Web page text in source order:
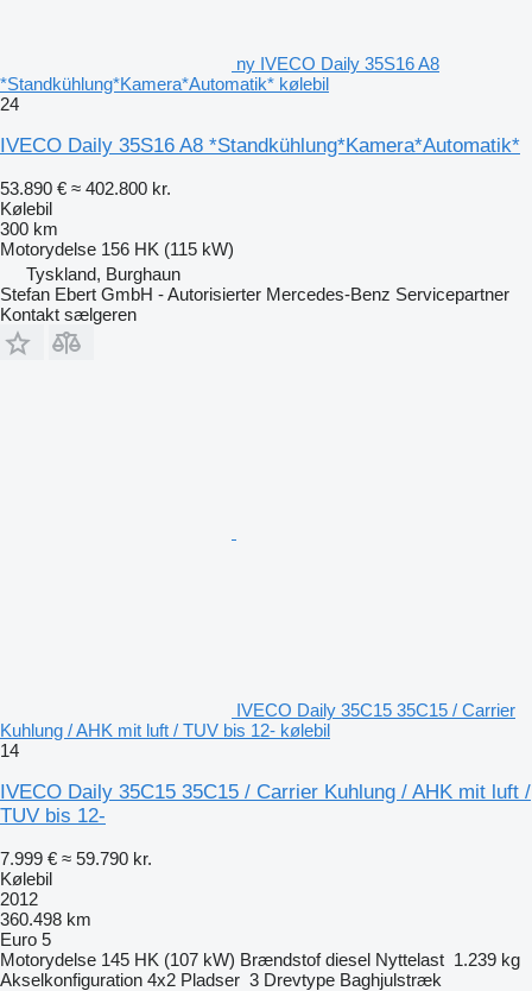
ny IVECO Daily 35S16 A8
*Standkühlung*Kamera*Automatik* kølebil
24
IVECO Daily 35S16 A8 *Standkühlung*Kamera*Automatik*
53.890 € ≈ 402.800 kr.
Kølebil
300 km
Motorydelse 156 HK (115 kW)
Tyskland, Burghaun
Stefan Ebert GmbH - Autorisierter Mercedes-Benz Servicepartner
Kontakt sælgeren
IVECO Daily 35C15 35C15 / Carrier
Kuhlung / AHK mit luft / TUV bis 12- kølebil
14
IVECO Daily 35C15 35C15 / Carrier Kuhlung / AHK mit luft /
TUV bis 12-
7.999 € ≈ 59.790 kr.
Kølebil
2012
360.498 km
Euro 5
Motorydelse 145 HK (107 kW) Brændstof diesel Nyttelast 1.239 kg
Akselkonfiguration 4x2 Pladser 3 Drevtype Baghjulstræk